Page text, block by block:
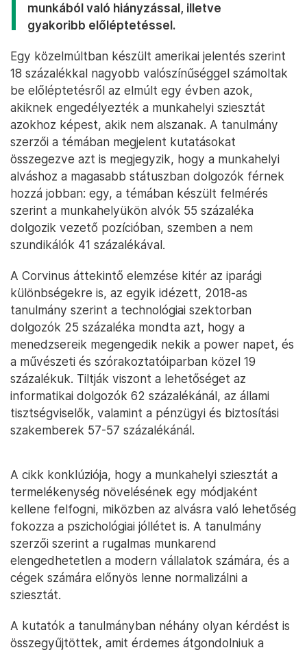
munkából való hiányzással, illetve
gyakoribb előléptetéssel.
Egy közelmúltban készült amerikai jelentés szerint
18 százalékkal nagyobb valószínűséggel számoltak
be előléptetésről az elmúlt egy évben azok,
akiknek engedélyezték a munkahelyi sziesztát
azokhoz képest, akik nem alszanak. A tanulmány
szerzői a témában megjelent kutatásokat
összegezve azt is megjegyzik, hogy a munkahelyi
alváshoz a magasabb státuszban dolgozók férnek
hozzá jobban: egy, a témában készült felmérés
szerint a munkahelyükön alvók 55 százaléka
dolgozik vezető pozícióban, szemben a nem
szundikálók 41 százalékával.
A Corvinus áttekintő elemzése kitér az iparági
különbségekre is, az egyik idézett, 2018-as
tanulmány szerint a technológiai szektorban
dolgozók 25 százaléka mondta azt, hogy a
menedzsereik megengedik nekik a power napet, és
a művészeti és szórakoztatóiparban közel 19
százalékuk. Tiltják viszont a lehetőséget az
informatikai dolgozók 62 százalékánál, az állami
tisztségviselők, valamint a pénzügyi és biztosítási
szakemberek 57-57 százalékánál.
A cikk konklúziója, hogy a munkahelyi sziesztát a
termelékenység növelésének egy módjaként
kellene felfogni, miközben az alvásra való lehetőség
fokozza a pszichológiai jóllétet is. A tanulmány
szerzői szerint a rugalmas munkarend
elengedhetetlen a modern vállalatok számára, és a
cégek számára előnyös lenne normalizálni a
sziesztát.
A kutatók a tanulmányban néhány olyan kérdést is
összegyűjtöttek, amit érdemes átgondolniuk a